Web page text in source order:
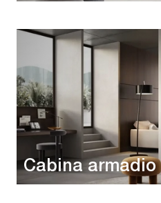
Cabina armadio